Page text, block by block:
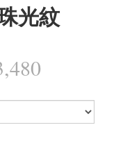
光紋